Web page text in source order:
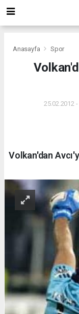
Anasayfa Spor
25.02.2012
Volkan'dan